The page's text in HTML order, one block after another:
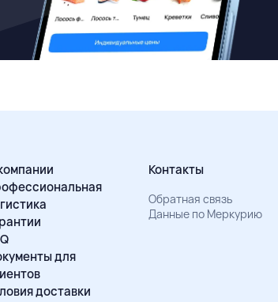
для
доставки
Контакты
Обратная связь
Данные по Меркурию